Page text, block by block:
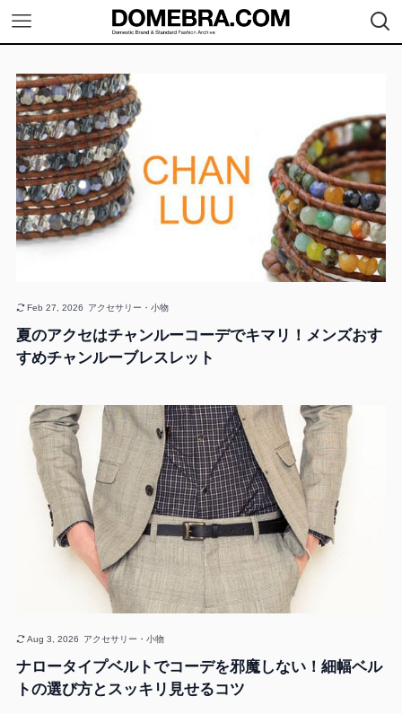
夏のアクセはチャンルーコーデでキマリ！メンズおす
すめチャンルーブレスレット
Feb 27, 2026 アクセサリー・小物
ナロータイプベルトでコーデを邪魔しない！細幅ベル
トの選び方とスッキリ見せるコツ
Aug 3, 2026 アクセサリー・小物